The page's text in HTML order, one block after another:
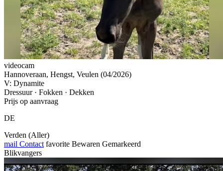
videocam
Hannoveraan, Hengst, Veulen (04/2026)
V: Dynamite
Dressuur · Fokken · Dekken
Prijs op aanvraag
DE
Verden (Aller)
mail Contact favorite Bewaren Gemarkeerd
Blikvangers